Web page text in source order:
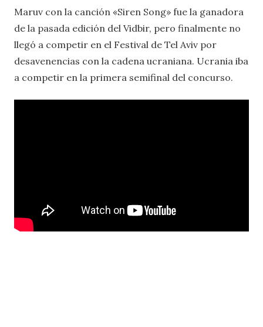
Maruv con la canción «Siren Song» fue la ganadora
de la pasada edición del Vidbir, pero finalmente no
llegó a competir en el Festival de Tel Aviv por
desavenencias con la cadena ucraniana. Ucrania iba
a competir en la primera semifinal del concurso.